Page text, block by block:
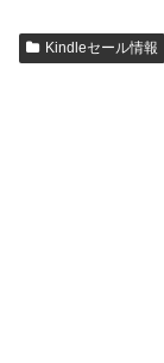
Kindleセール情報